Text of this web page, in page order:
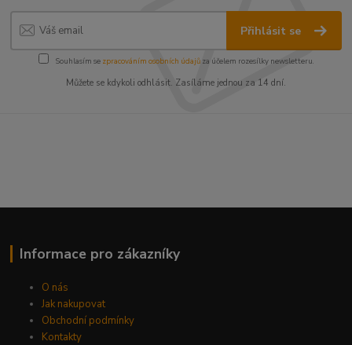
Přihlásit se
Souhlasím se zpracováním osobních údajůza účelem rozesílky newsletteru.
Můžete se kdykoli odhlásit. Zasíláme jednou za 14 dní.
Informace pro zákazníky
O nás
Jak nakupovat
Obchodní podmínky
Kontakty